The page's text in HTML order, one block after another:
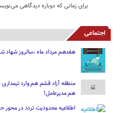
برای زمانی که دوباره دیدگاهی
اجتماعی
هفدهم مرداد ماه ،سالروز شهاد
منطقه آزاد قشم هم وارد
هم مدیرعامل!
اطلاعیه محدودیت تردد در محور